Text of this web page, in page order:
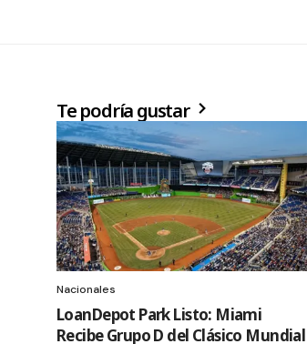
Te podría gustar
Nacionales
LoanDepot Park Listo: Miami
Recibe Grupo D del Clásico Mundial